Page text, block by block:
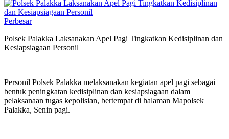
Perbesar
‎Polsek Palakka Laksanakan Apel Pagi Tingkatkan Kedisiplinan dan
Kesiapsiagaan Personil
‎Personil Polsek Palakka melaksanakan kegiatan apel pagi sebagai
bentuk peningkatan kedisiplinan dan kesiapsiagaan dalam
pelaksanaan tugas kepolisian, bertempat di halaman Mapolsek
Palakka, Senin pagi.